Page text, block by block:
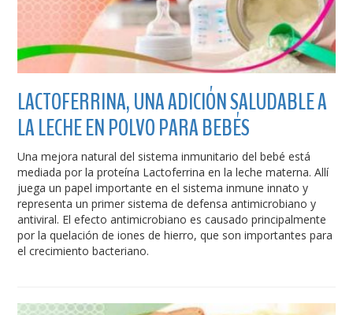
LACTOFERRINA, UNA ADICIÓN SALUDABLE A
LA LECHE EN POLVO PARA BEBÉS
Una mejora natural del sistema inmunitario del bebé está
mediada por la proteína Lactoferrina en la leche materna. Allí
juega un papel importante en el sistema inmune innato y
representa un primer sistema de defensa antimicrobiano y
antiviral. El efecto antimicrobiano es causado principalmente
por la quelación de iones de hierro, que son importantes para
el crecimiento bacteriano.